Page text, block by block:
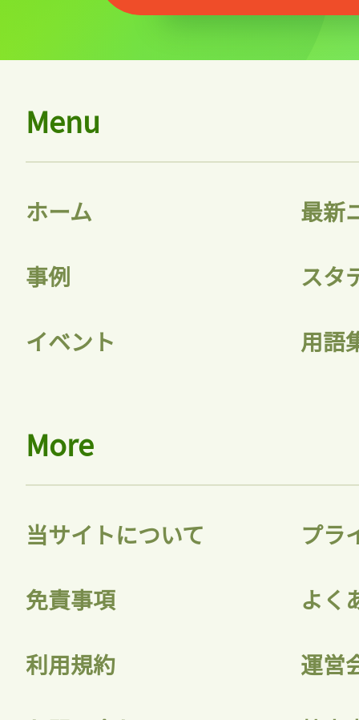
Menu
ホーム 最新
事例 スタ
イベント 用語
More
当サイトについて プラ
免責事項 よく
利用規約 運営